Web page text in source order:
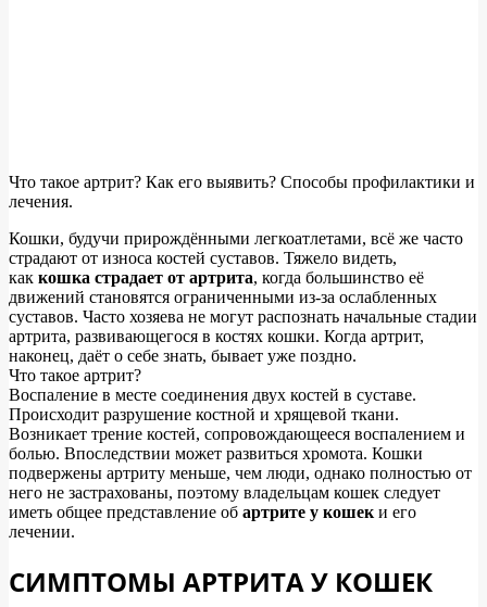
Что такое артрит? Как его выявить? Способы профилактики и
лечения.
Кошки, будучи прирождёнными легкоатлетами, всё же часто
страдают от износа костей суставов. Тяжело видеть,
как кошка страдает от артрита, когда большинство её
движений становятся ограниченными из-за ослабленных
суставов. Часто хозяева не могут распознать начальные стадии
артрита, развивающегося в костях кошки. Когда артрит,
наконец, даёт о себе знать, бывает уже поздно.
Что такое артрит?
Воспаление в месте соединения двух костей в суставе.
Происходит разрушение костной и хрящевой ткани.
Возникает трение костей, сопровождающееся воспалением и
болью. Впоследствии может развиться хромота. Кошки
подвержены артриту меньше, чем люди, однако полностью от
него не застрахованы, поэтому владельцам кошек следует
иметь общее представление об артрите у кошеки его
лечении.
СИМПТОМЫ АРТРИТА У КОШЕК